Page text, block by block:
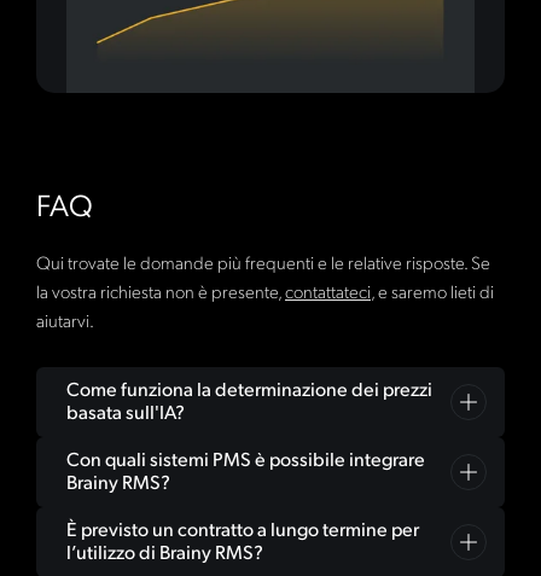
FAQ
Qui trovate le domande più frequenti e le relative risposte. Se
la vostra richiesta non è presente,contattateci, e saremo lieti di
aiutarvi.
Come funziona la determinazione dei prezzi
basata sull'IA?
Immaginate Brainy RMS ed Eddie come il cervello
digitale della vostra struttura ricettiva. Il sistema di
gestione delle entrate Brainy AI analizza con l’agente IA,
che non solo pensa insieme a voi, ma impara e si
Con quali sistemi PMS è possibile integrare
Brainy RMS?
Il sistema di gestione delle entrate Brainy può essere
integrato con la maggior parte dei sistemi PMS più
È previsto un contratto a lungo termine per
l’utilizzo di Brainy RMS?